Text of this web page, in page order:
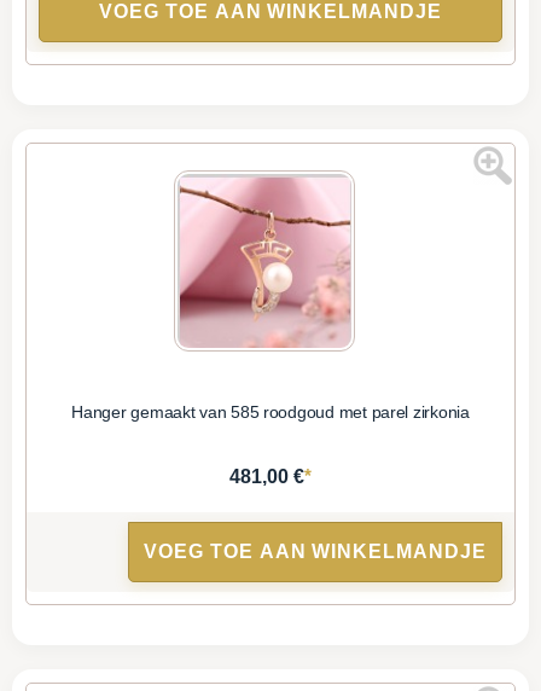
VOEG TOE AAN WINKELMANDJE
Hanger gemaakt van 585 roodgoud met parel zirkonia
481,00 €*
VOEG TOE AAN WINKELMANDJE